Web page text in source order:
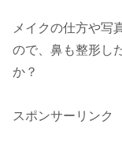
メイクの仕方や写
ので、鼻も整形し
か？
スポンサーリンク